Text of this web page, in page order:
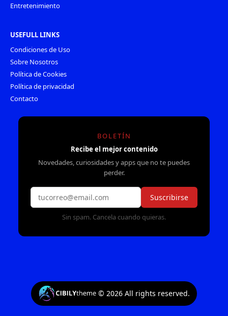
Entretenimiento
USEFULL LINKS
Condiciones de Uso
Sobre Nosotros
Política de Cookies
Política de privacidad
Contacto
BOLETÍN
Recibe el mejor contenido
Novedades, curiosidades y apps que no te puedes
perder.
Suscribirse
Sin spam. Cancela cuando quieras.
© 2026 All rights reserved.